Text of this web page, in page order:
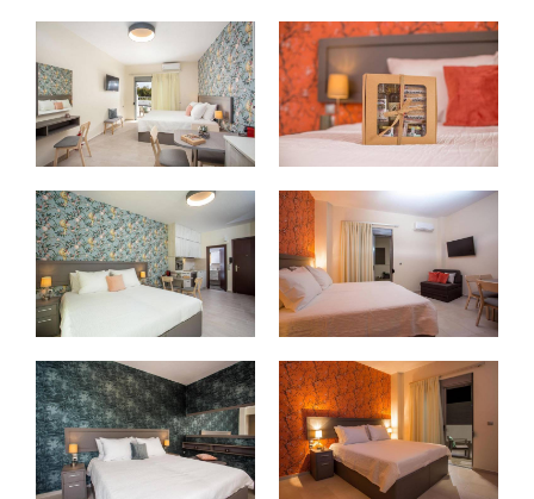
SERVIZI
GALLERIA FOTOGRAFICA